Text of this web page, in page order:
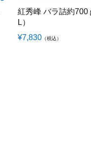
紅秀峰 バラ詰約700
L）
¥7,830 （税込）